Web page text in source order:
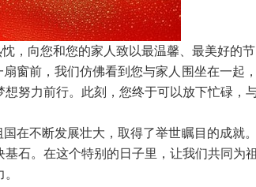
，向您和您的家人致以最温馨、最美好的节
窗前，我们仿佛看到您与家人围坐在一起
努力前行。此刻，您终于可以放下忙碌，
在不断发展壮大，取得了举世瞩目的成就
石。在这个特别的日子里，让我们共同为